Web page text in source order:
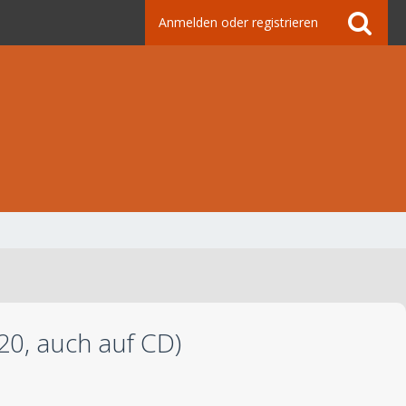
Anmelden oder registrieren
auch auf CD)